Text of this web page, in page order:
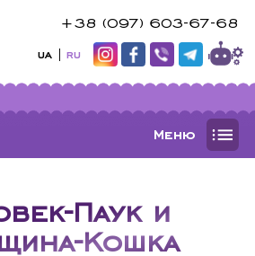
+38 (097) 603-67-68
UA RU
Меню
Паук и
Кошка